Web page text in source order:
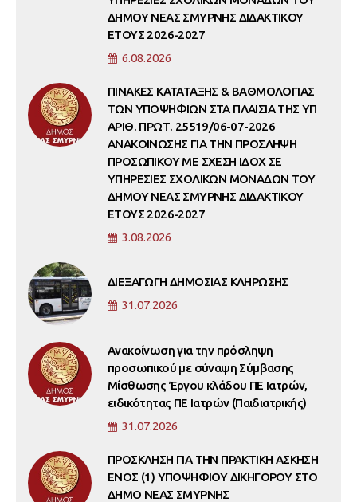
ΔΗΜΟΥ ΝΕΑΣ ΣΜΥΡΝΗΣ ΔΙΔΑΚΤΙΚΟΥ
ΕΤΟΥΣ 2026-2027
6.08.2026
ΠΙΝΑΚΕΣ ΚΑΤΑΤΑΞΗΣ & ΒΑΘΜΟΛΟΓΙΑΣ
ΤΩΝ ΥΠΟΨΗΦΙΩΝ ΣΤΑ ΠΛΑΙΣΙΑ ΤΗΣ ΥΠ
ΑΡΙΘ. ΠΡΩΤ. 25519/06-07-2026
ΑΝΑΚΟΙΝΩΣΗΣ ΓΙΑ ΤΗΝ ΠΡΟΣΛΗΨΗ
ΠΡΟΣΩΠΙΚΟΥ ΜΕ ΣΧΕΣΗ ΙΔΟΧ ΣΕ
ΥΠΗΡΕΣΙΕΣ ΣΧΟΛΙΚΩΝ ΜΟΝΑΔΩΝ ΤΟΥ
ΔΗΜΟΥ ΝΕΑΣ ΣΜΥΡΝΗΣ ΔΙΔΑΚΤΙΚΟΥ
ΕΤΟΥΣ 2026-2027
3.08.2026
ΔΙΕΞΑΓΩΓΗ ΔΗΜΟΣΙΑΣ ΚΛΗΡΩΣΗΣ
31.07.2026
Ανακοίνωση για την πρόσληψη
προσωπικού με σύναψη Σύμβασης
Μίσθωσης Έργου κλάδου ΠΕ Ιατρών,
ειδικότητας ΠΕ Ιατρών (Παιδιατρικής)
31.07.2026
ΠΡΟΣΚΛΗΣΗ ΓΙΑ ΤΗΝ ΠΡΑΚΤΙΚΗ ΑΣΚΗΣΗ
ΕΝΟΣ (1) ΥΠΟΨΗΦΙΟΥ ΔΙΚΗΓΟΡΟΥ ΣΤΟ
ΔΗΜΟ ΝΕΑΣ ΣΜΥΡΝΗΣ